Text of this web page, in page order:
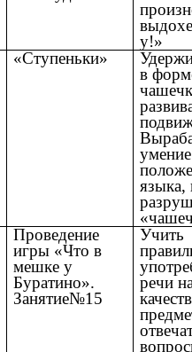
у!»
«Ступеньки»
в
языка,
Проведение
игры «Что в
мешке у
Буратино».
Занятие№15
Учить
речи
качеств